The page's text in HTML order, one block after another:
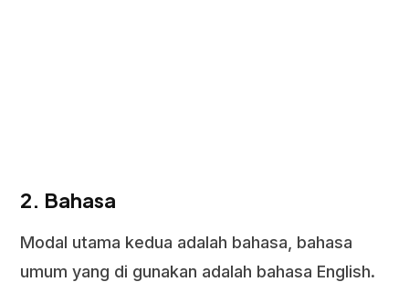
2. Bahasa
Modal utama kedua adalah bahasa, bahasa
umum yang di gunakan adalah bahasa English.